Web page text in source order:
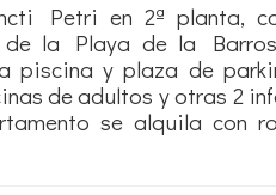
Petri en 2ª planta,
la Playa de la
piscina y plaza de
de adultos y otras 2
se alquila con